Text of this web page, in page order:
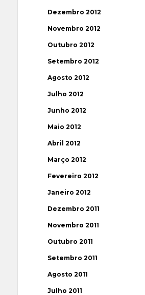
Dezembro 2012
Novembro 2012
Outubro 2012
Setembro 2012
Agosto 2012
Julho 2012
Junho 2012
Maio 2012
Abril 2012
Março 2012
Fevereiro 2012
Janeiro 2012
Dezembro 2011
Novembro 2011
Outubro 2011
Setembro 2011
Agosto 2011
Julho 2011